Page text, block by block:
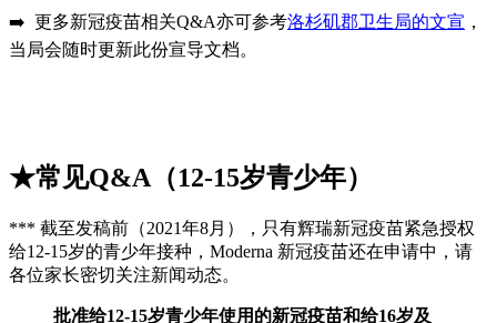
➡️ 更多新冠疫苗相关Q&A亦可参考洛杉矶郡卫生局的文宣 ，
当局会随时更新此份宣导文档。
★常见Q&A（12-15岁青少年）
*** 截至发稿前（2021年8月），只有辉瑞新冠疫苗紧急授权
给12-15岁的青少年接种，Moderna 新冠疫苗还在申请中，请
各位家长密切关注新闻动态。
批准给12-15岁青少年使用的新冠疫苗和给16岁及